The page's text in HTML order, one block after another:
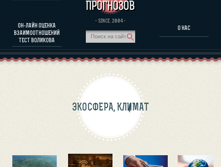
ОН-ЛАЙН ОЦЕНКА
ВЗАИМООТНОШЕНИЙ
ТЕСТ ВОЛИКОВА
· SINCE. 2004 ·
О НАС
ОЦЕНКА ХАРАКТЕРА ВЫДАЮЩИХСЯ ЛИЧНОСТЕЙ
О ПРОГРАММЕ
ПРОГНОЗЫ И АНАЛИТИКА
ЭКОСФЕРА, КЛИМАТ